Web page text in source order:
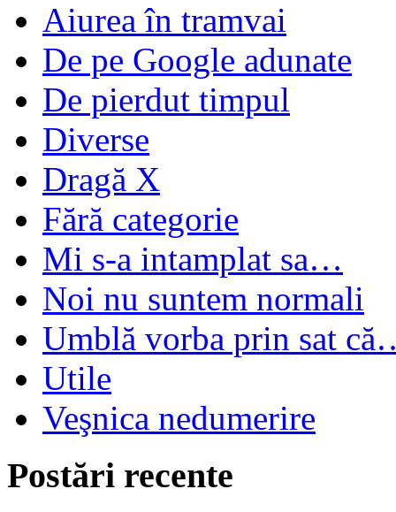
Aiurea în tramvai
De pe Google adunate
De pierdut timpul
Diverse
Dragă X
Fără categorie
Mi s-a intamplat sa…
Noi nu suntem normali
Umblă vorba prin sat
Utile
Veşnica nedumerire
Postări recente